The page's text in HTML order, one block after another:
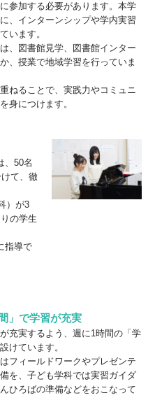
参加する必要があります。本学
、インターンシップや学内実習
います。
、図書館見学、図書館インター
、授業で地域学習を行っていま
ねることで、実践力やコミュニ
身につけます。
、50名
けて、徹
）が3
の学生
指導で
」で学習が充実
充実するよう、週に1時間の「学
けています。
フィールドワークやプレゼンテ
を、子ども学科では実習ガイダ
ひろばの準備などをおこなって